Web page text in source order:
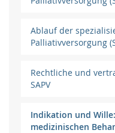
Ablauf der
Palliativversorgung
Rechtliche und
SAPV
Indikation und
medizinischen